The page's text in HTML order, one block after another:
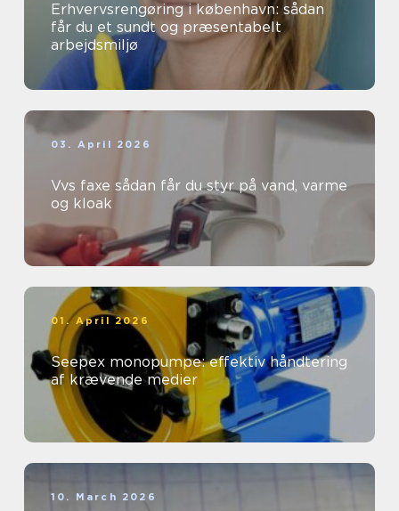
Erhvervsrengøring i københavn: sådan
får du et sundt og præsentabelt
arbejdsmiljø
03. April 2026
Vvs faxe sådan får du styr på vand, varme
og kloak
01. April 2026
Seepex monopumpe: effektiv håndtering
af krævende medier
10. March 2026